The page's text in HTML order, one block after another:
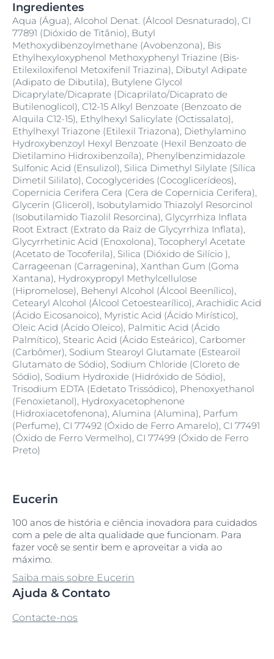
Ingredientes
Aqua (Água), Alcohol Denat. (Álcool Desnaturado), CI
77891 (Dióxido de Titânio), Butyl
Methoxydibenzoylmethane (Avobenzona), Bis
Ethylhexyloxyphenol Methoxyphenyl Triazine (Bis-
Etilexiloxifenol Metoxifenil Triazina), Dibutyl Adipate
(Adipato de Dibutila), Butylene Glycol
Dicaprylate/Dicaprate (Dicaprilato/Dicaprato de
Butilenoglicol), C12-15 Alkyl Benzoate (Benzoato de
Alquila C12-15), Ethylhexyl Salicylate (Octissalato),
Ethylhexyl Triazone (Etilexil Triazona), Diethylamino
Hydroxybenzoyl Hexyl Benzoate (Hexil Benzoato de
Dietilamino Hidroxibenzoíla), Phenylbenzimidazole
Sulfonic Acid (Ensulizol), Silica Dimethyl Silylate (Sílica
Dimetil Sililato), Cocoglycerides (Cocoglicerídeos),
Copernicia Cerifera Cera (Cera de Copernicia Cerifera),
Glycerin (Glicerol), Isobutylamido Thiazolyl Resorcinol
(Isobutilamido Tiazolil Resorcina), Glycyrrhiza Inflata
Root Extract (Extrato da Raiz de Glycyrrhiza Inflata),
Glycyrrhetinic Acid (Enoxolona), Tocopheryl Acetate
(Acetato de Tocoferila), Silica (Dióxido de Silício ),
Carrageenan (Carragenina), Xanthan Gum (Goma
Xantana), Hydroxypropyl Methylcellulose
(Hipromelose), Behenyl Alcohol (Álcool Beenílico),
Cetearyl Alcohol (Álcool Cetoestearílico), Arachidic Acid
(Ácido Eicosanoico), Myristic Acid (Ácido Mirístico),
Oleic Acid (Ácido Oleico), Palmitic Acid (Ácido
Palmítico), Stearic Acid (Ácido Esteárico), Carbomer
(Carbômer), Sodium Stearoyl Glutamate (Estearoil
Glutamato de Sódio), Sodium Chloride (Cloreto de
Sódio), Sodium Hydroxide (Hidróxido de Sódio),
Trisodium EDTA (Edetato Trissódico), Phenoxyethanol
(Fenoxietanol), Hydroxyacetophenone
(Hidroxiacetofenona), Alumina (Alumina), Parfum
(Perfume), CI 77492 (Óxido de Ferro Amarelo), CI 77491
(Óxido de Ferro Vermelho), CI 77499 (Óxido de Ferro
Preto)
Eucerin
100 anos de história e ciência inovadora para cuidados
com a pele de alta qualidade que funcionam. Para
fazer você se sentir bem e aproveitar a vida ao
máximo.
Saiba mais sobre Eucerin
Ajuda & Contato
Contacte-nos